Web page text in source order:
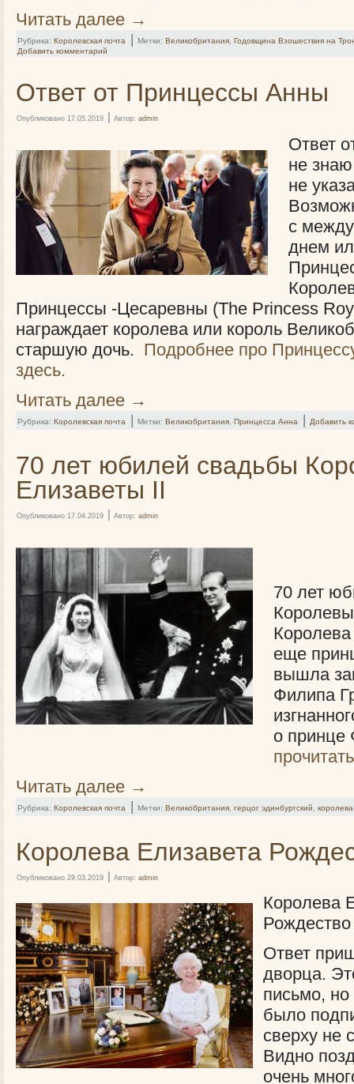
Читать далее →
Рубрика: Королевская почта | Метки: Великобритания Годовщина Взошествия на
Добавить комментарий
Ответ от Принцессы Анны
Опубликовано 17.05.2019 | Автор: admin
Ответ
не
не
с
днем
Принцессы -Цесаревны (The Princess
награждает королева или король
старшую дочь. Подробнее про
здесь.
Читать далее →
Рубрика: Королевская почта | Метки: Великобритания Принцесса Анна | Добавить
70 лет юбилей свадьбы
Елизаветы II
Опубликовано 17.04.2019 | Автор: admin
70 лет
еще
вышла
Филипа
о принце
Читать далее →
Рубрика: Королевская почта | Метки: Великобритания герцог эдинбургский
Королева Елизавета
Опубликовано 29.03.2019 | Автор: admin
Королева
Ответ
дворца.
письмо, но
было
сверху не
Видно
очень